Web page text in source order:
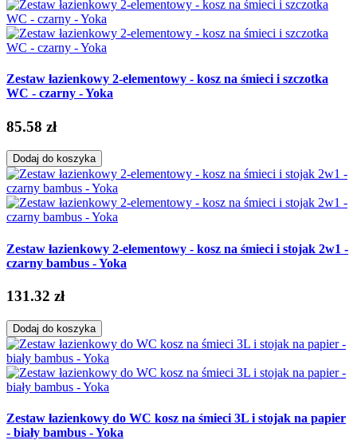
Zestaw łazienkowy 2-elementowy - kosz na śmieci i szczotka
WC - czarny - Yoka
85.58 zł
Dodaj do koszyka
Zestaw łazienkowy 2-elementowy - kosz na śmieci i stojak 2w1 -
czarny bambus - Yoka
131.32 zł
Dodaj do koszyka
Zestaw łazienkowy do WC kosz na śmieci 3L i stojak na papier
- biały bambus - Yoka